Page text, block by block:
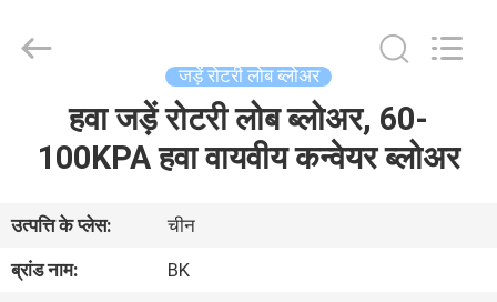
वीडियो
(Jiangsu)
जड़ें रोटरी लोब ब्लोअर
हवा जड़ें रोटरी लोब ब्लोअर, 60-
100KPA हवा वायवीय कन्वेयर ब्लोअर
उत्पत्ति के प्लेस:
चीन
ब्रांड नाम:
BK